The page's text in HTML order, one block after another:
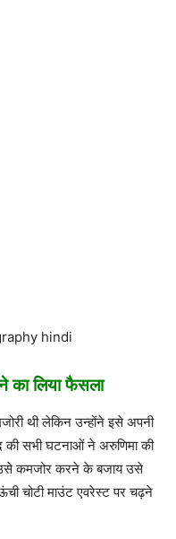
hindi
का लिया फैसला
थी लेकिन उन्होंने इसे अपनी
की सभी घटनाओं ने अरुणिमा की
कमजोर करने के बजाय उसे
चोटी माउंट एवरेस्ट पर चढ़ने